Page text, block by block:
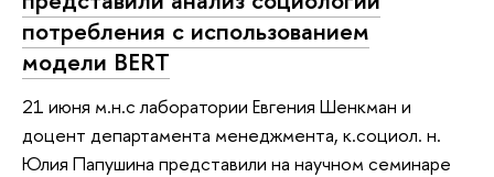
потребления с использованием
модели BERT
21 июня м.н.с лаборатории Евгения Шенкман и
доцент департамента менеджмента, к.социол. н.
Юлия Папушина представили на научном семинаре